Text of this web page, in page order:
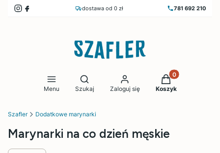
dostawa od 0 zł 781 692 210
Menu
Otwórz wyszukiwarkę
Szukaj Zaloguj się
Produkty w
Koszyk
Szafler Dodatkowe marynarki
Marynarki na co dzień męskie